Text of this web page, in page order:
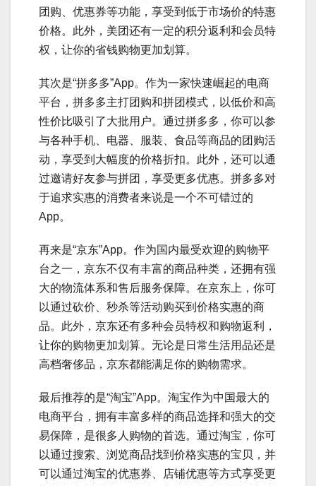
团购、优惠券等功能，享受到低于市场价的特惠
价格。此外，美团还有一定的积分返利和会员特
权，让你的省钱购物更加划算。
其次是“拼多多”App。作为一家快速崛起的电商
平台，拼多多主打团购和拼团模式，以低价和高
性价比吸引了大批用户。通过拼多多，你可以参
与各种手机、电器、服装、食品等商品的团购活
动，享受到大幅度的价格折扣。此外，还可以通
过邀请好友参与拼团，享受更多优惠。拼多多对
于追求实惠的消费者来说是一个不可错过的
App。
再来是“京东”App。作为国内最受欢迎的购物平
台之一，京东不仅有丰富的商品种类，还拥有强
大的物流体系和售后服务保障。在京东上，你可
以通过砍价、秒杀等活动购买到价格实惠的商
品。此外，京东还有多种会员特权和购物返利，
让你的购物更加划算。无论是日常生活用品还是
高档奢侈品，京东都能满足你的购物需求。
最后推荐的是“淘宝”App。淘宝作为中国最大的
电商平台，拥有丰富多样的商品选择和强大的交
易保障，是很多人购物的首选。通过淘宝，你可
以通过搜索、浏览商品找到价格实惠的宝贝，并
可以通过淘宝的优惠券、店铺优惠等方式享受更